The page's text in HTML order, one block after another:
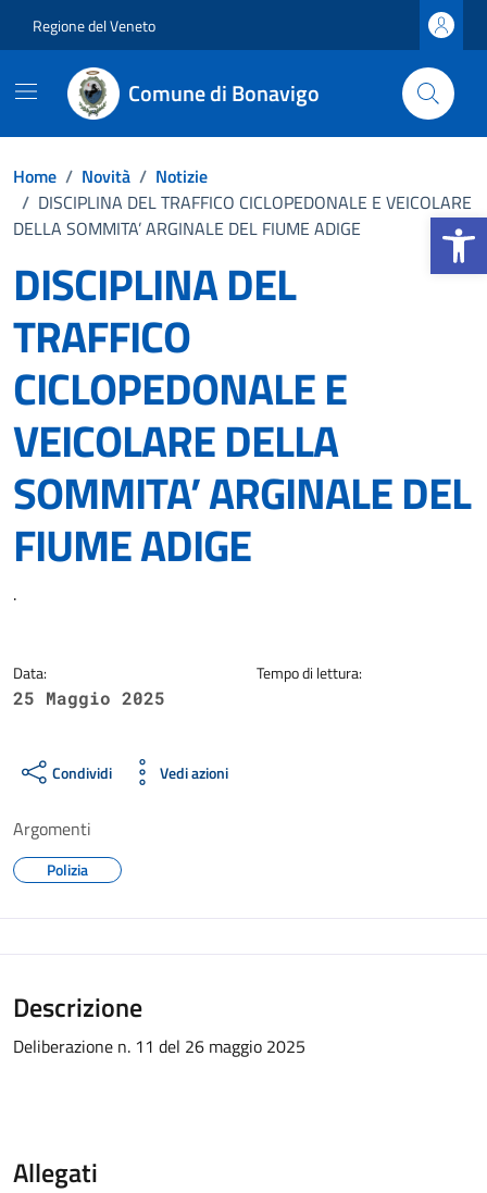
Apri la
Regione del Veneto
Comune di Bonavigo
Home / Novità / Notizie
/ DISCIPLINA DEL TRAFFICO CICLOPEDONALE E VEICOLARE
DELLA SOMMITA’ ARGINALE DEL FIUME ADIGE
DISCIPLINA DEL
TRAFFICO
CICLOPEDONALE E
VEICOLARE DELLA
SOMMITA’ ARGINALE DEL
FIUME ADIGE
Dettagli della notizia
.
Data:
25 Maggio 2025
Tempo di lettura:
Condividi Vedi azioni
Argomenti
Polizia
Descrizione
Deliberazione n. 11 del 26 maggio 2025
Allegati